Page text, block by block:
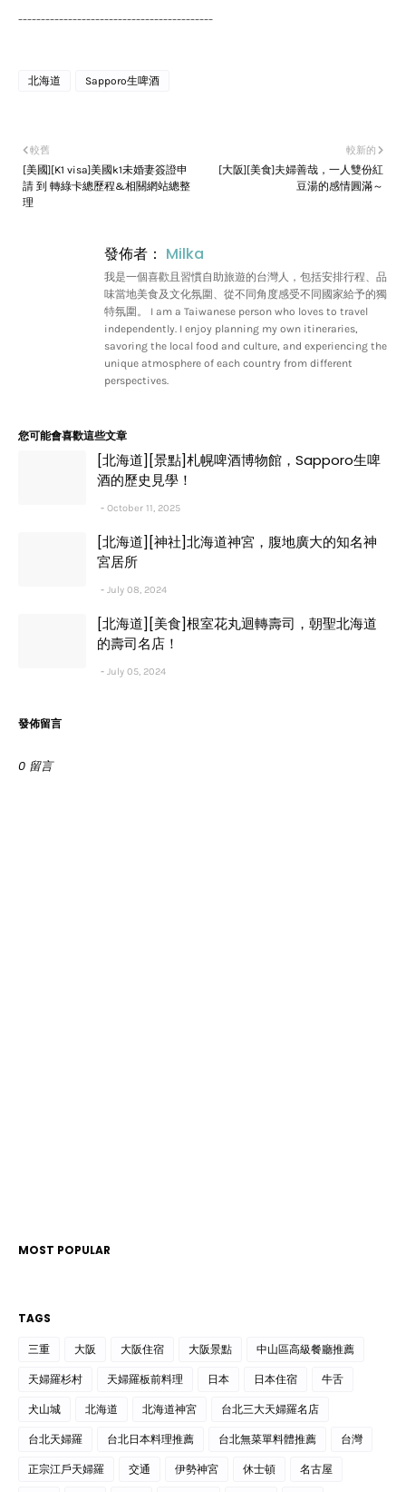
-------------------------------------------
北海道 Sapporo生啤酒
較新的
[大阪][美食]夫婦善哉，一人雙份紅
豆湯的感情圓滿～
較舊
[美國][K1 visa]美國k1未婚妻簽證申
請 到 轉綠卡總歷程&相關網站總整
理
發佈者： Milka
我是一個喜歡且習慣自助旅遊的台灣人，包括安排行程、品
味當地美食及文化氛圍、從不同角度感受不同國家給予的獨
特氛圍。 I am a Taiwanese person who loves to travel
independently. I enjoy planning my own itineraries,
savoring the local food and culture, and experiencing the
unique atmosphere of each country from different
perspectives.
您可能會喜歡這些文章
[北海道][景點]札幌啤酒博物館，Sapporo生啤
酒的歷史見學！
October 11, 2025
[北海道][神社]北海道神宮，腹地廣大的知名神
宮居所
July 08, 2024
[北海道][美食]根室花丸迴轉壽司，朝聖北海道
的壽司名店！
July 05, 2024
發佈留言
0 留言
MOST POPULAR
TAGS
三重 大阪 大阪住宿 大阪景點 中山區高級餐廳推薦
天婦羅杉村 天婦羅板前料理 日本 日本住宿 牛舌
犬山城 北海道 北海道神宮 台北三大天婦羅名店
台北天婦羅 台北日本料理推薦 台北無菜單料體推薦 台灣
正宗江戶天婦羅 交通 伊勢神宮 休士頓 名古屋